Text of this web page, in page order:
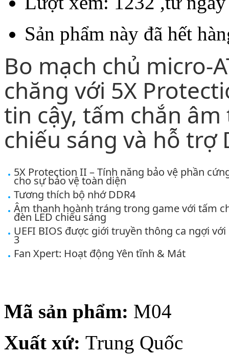
Sản phẩm này đã hết
Bo mạch chủ micro-
chăng với 5X
tin cậy, tấm chắn
chiếu sáng và hỗ trợ
5X Protection II – Tính năng bảo vệ phần
cho sự bảo vệ toàn diện
Tương thích bộ nhớ DDR4
Âm thanh hoành tráng trong game với tấm
đèn LED chiếu sáng
UEFI BIOS được giới truyền thông ca ngợi với
3
Fan Xpert: Hoạt động Yên tĩnh & Mát
Mã sản phẩm: M04
Xuất xứ: Trung Quốc